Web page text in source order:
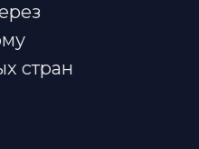
стран